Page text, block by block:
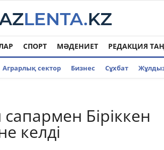
СПОРТ МӘДЕНИЕТ РЕДАКЦИЯ
Аграрлық сектор Бизнес Cұхбат
Біріккен
келді